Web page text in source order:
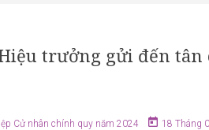
trưởng gửi đến
Cử nhân chính quy năm 2024 18 Tháng